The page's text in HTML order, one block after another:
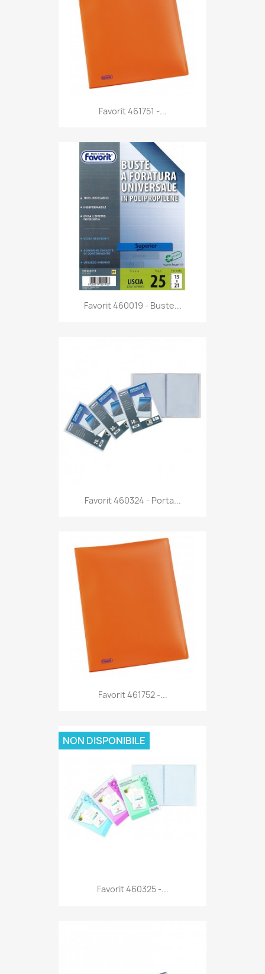
Anteprima
Favorit 461751 -...
Anteprima
Favorit 460019 - Buste...
Anteprima
Favorit 460324 - Porta...
Anteprima
Favorit 461752 -...
Anteprima
Favorit 460325 -...
NON DISPONIBILE